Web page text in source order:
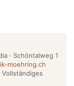
· Schöntalweg 1
moehring.ch